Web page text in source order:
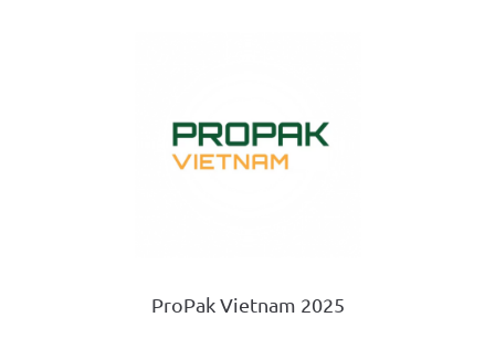
ProPak Vietnam 2025